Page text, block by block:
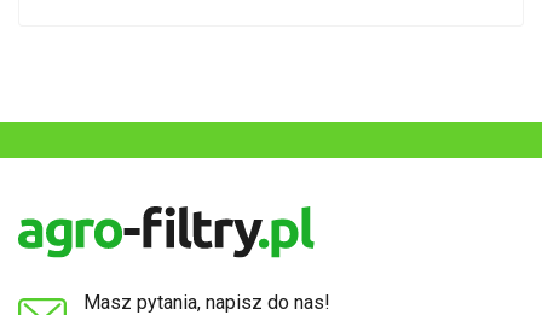
Masz pytania, napisz do nas!